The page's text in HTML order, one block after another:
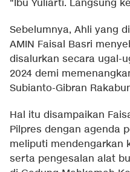
"Ibu Yuliarti. Langsung
Sebelumnya, Ahli yang
AMIN Faisal Basri
disalurkan secara ugal-
2024 demi
Subianto-Gibran
Hal itu disampaikan
Pilpres dengan agenda
meliputi mendengarkan
serta pengesalan alat